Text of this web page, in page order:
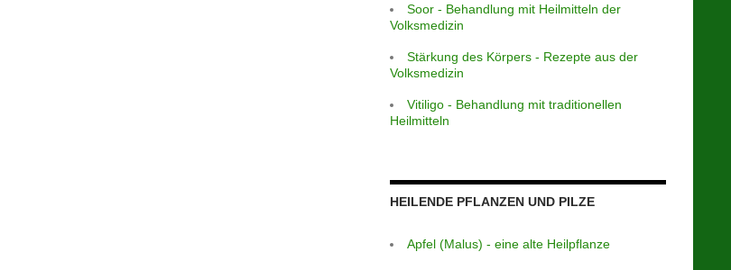
Soor - Behandlung mit Heilmitteln der
Volksmedizin
Stärkung des Körpers - Rezepte aus der
Volksmedizin
Vitiligo - Behandlung mit traditionellen
Heilmitteln
HEILENDE PFLANZEN UND PILZE
Apfel (Malus) - eine alte Heilpflanze